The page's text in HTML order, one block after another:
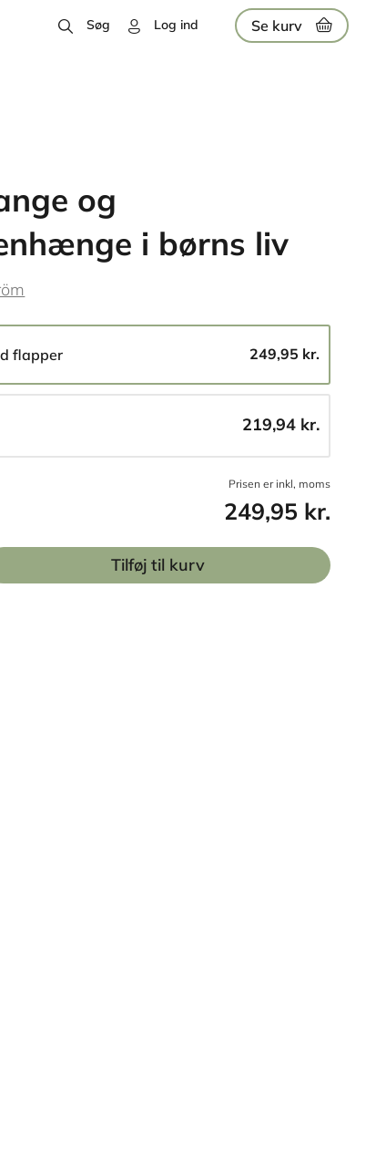
Søg Log ind Se kurv
og
i børns liv
flapper 249,95 kr.
219,94 kr.
Prisen er inkl, moms
249,95 kr.
Tilføj til kurv